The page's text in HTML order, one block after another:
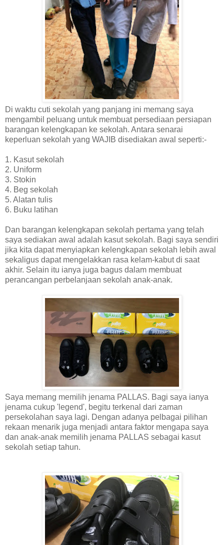
Di waktu cuti sekolah yang panjang ini memang saya
mengambil peluang untuk membuat persediaan persiapan
barangan kelengkapan ke sekolah. Antara senarai
keperluan sekolah yang WAJIB disediakan awal seperti:-
1. Kasut sekolah
2. Uniform
3. Stokin
4. Beg sekolah
5. Alatan tulis
6. Buku latihan
Dan barangan kelengkapan sekolah pertama yang telah
saya sediakan awal adalah kasut sekolah. Bagi saya sendiri
jika kita dapat menyiapkan kelengkapan sekolah lebih awal
sekaligus dapat mengelakkan rasa kelam-kabut di saat
akhir. Selain itu ianya juga bagus dalam membuat
perancangan perbelanjaan sekolah anak-anak.
Saya memang memilih jenama PALLAS. Bagi saya ianya
jenama cukup 'legend', begitu terkenal dari zaman
persekolahan saya lagi. Dengan adanya pelbagai pilihan
rekaan menarik juga menjadi antara faktor mengapa saya
dan anak-anak memilih jenama PALLAS sebagai kasut
sekolah setiap tahun.